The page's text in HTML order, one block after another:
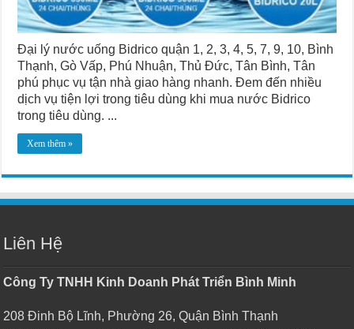
Đại lý nước uống Bidrico quận 1, 2, 3, 4, 5, 7, 9, 10, Bình
Thạnh, Gò Vấp, Phú Nhuận, Thủ Đức, Tân Bình, Tân
phú phục vụ tận nhà giao hàng nhanh. Đem đến nhiều
dịch vụ tiện lợi trong tiêu dùng khi mua nước Bidrico
trong tiêu dùng. ...
Xem thêm »
Liên Hệ
Công Ty TNHH Kinh Doanh Phát Triển Bình Minh
208 Đinh Bộ Lĩnh, Phường 26, Quận Bình Thạnh